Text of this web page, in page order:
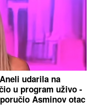
Aneli udarila na
u program uživo -
Asminov otac